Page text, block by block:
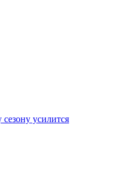
усилится